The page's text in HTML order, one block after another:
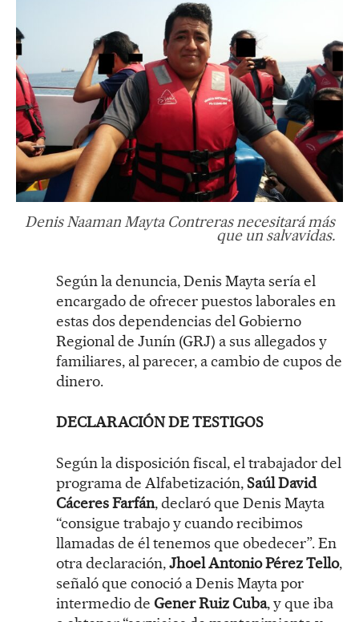
Denis Naaman Mayta Contreras necesitará más
que un salvavidas.
Según la denuncia, Denis Mayta sería el
encargado de ofrecer puestos laborales en
estas dos dependencias del Gobierno
Regional de Junín (GRJ) a sus allegados y
familiares, al parecer, a cambio de cupos de
dinero.
DECLARACIÓN DE TESTIGOS
Según la disposición fiscal, el trabajador del
programa de Alfabetización,Saúl David
Cáceres Farfán, declaró que Denis Mayta
“consigue trabajo y cuando recibimos
llamadas de él tenemos que obedecer”. En
otra declaración,Jhoel Antonio Pérez Tello,
señaló que conoció a Denis Mayta por
intermedio de Gener Ruiz Cuba, y que iba